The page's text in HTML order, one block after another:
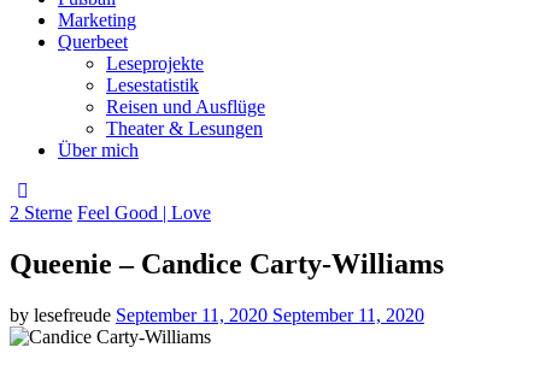
Marketing
Querbeet
Leseprojekte
Lesestatistik
Reisen und Ausflüge
Theater & Lesungen
Über mich
Categories
2 Sterne Feel Good | Love
Queenie – Candice Carty-Williams
by lesefreude Posted
on
September 11, 2020 September 11, 2020